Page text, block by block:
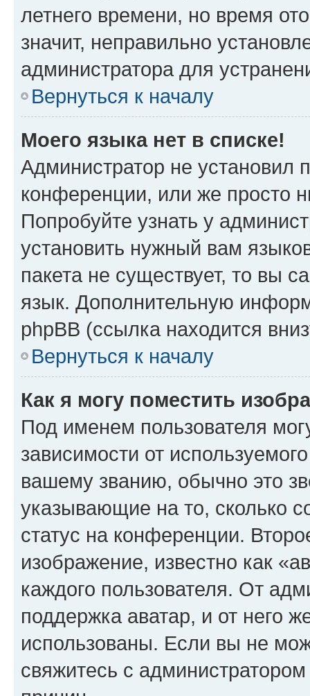
летнего времени, но время
значит, неправильно
администратора для
Вернуться к началу
Моего языка нет в списке!
Администратор не установил
конференции, или же просто
Попробуйте узнать у
установить нужный вам
пакета не существует, то вы
язык. Дополнительную
phpBB (ссылка находится
Вернуться к началу
Как я могу поместить
Под именем пользователя
зависимости от
вашему званию, обычно это
указывающие на то, сколько
статус на конференции.
изображение, известно как
каждого пользователя. От
поддержка аватар, и от него
использованы. Если вы не
свяжитесь с